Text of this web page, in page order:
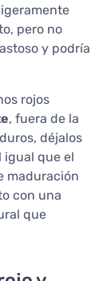
pero no
y podría
rojos
, fuera de la
déjalos
igual que el
maduración
con una
que